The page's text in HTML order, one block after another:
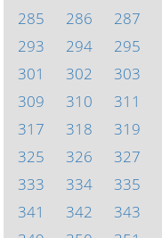
285
286 287
293
294 295
301
302 303
309
310 311
317
318 319
325
326 327
333
334 335
341
342 343